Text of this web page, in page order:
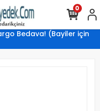
Bedava! (Bayiler için
0